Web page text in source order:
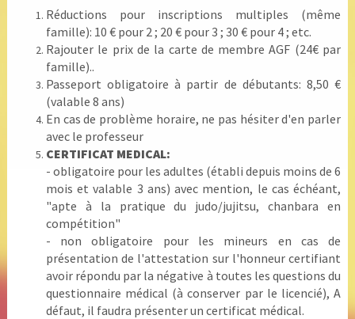
Réductions pour inscriptions multiples (même
famille): 10 € pour 2 ; 20 € pour 3 ; 30 € pour 4 ; etc.
Rajouter le prix de la carte de membre AGF (24€ par
famille)..
Passeport obligatoire à partir de débutants: 8,50 €
(valable 8 ans)
En cas de problème horaire, ne pas hésiter d'en parler
avec le professeur
CERTIFICAT MEDICAL:
- obligatoire pour les adultes (établi depuis moins de 6
mois et valable 3 ans) avec mention, le cas échéant,
"apte à la pratique du judo/jujitsu, chanbara en
compétition"
- non obligatoire pour les mineurs en cas de
présentation de l'attestation sur l'honneur certifiant
avoir répondu par la négative à toutes les questions du
questionnaire médical (à conserver par le licencié), A
défaut, il faudra présenter un certificat médical.